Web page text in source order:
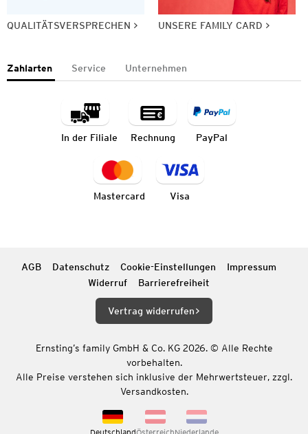
QUALITÄTSVERSPRECHEN UNSERE FAMILY CARD
Zahlarten Service Unternehmen
In der Filiale Rechnung PayPal
Mastercard Visa
AGB Datenschutz Cookie-Einstellungen
Impressum
Widerruf
Barrierefreiheit
Vertrag widerrufen
Ernsting’s family GmbH & Co. KG 2026. © Alle Rechte
vorbehalten.
Alle Preise verstehen sich inklusive der Mehrwertsteuer, zzgl.
Versandkosten.